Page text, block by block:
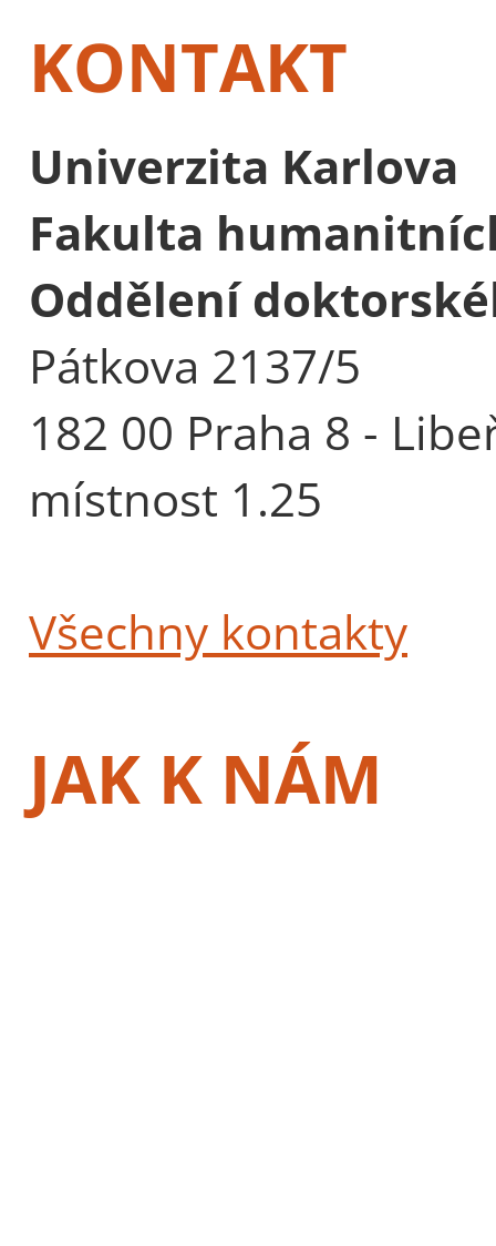
KONTAKT
Univerzita Karlova
Fakulta
Oddělení
Pátkova 2137/5
182 00 Praha 8 -
místnost 1.25
Všechny kontakty
JAK K NÁM